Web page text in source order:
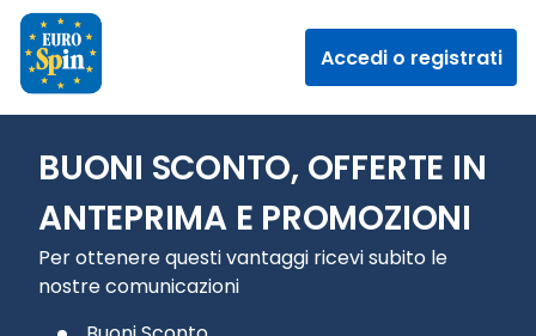
Accedi o registrati
BUONI SCONTO, OFFERTE IN
ANTEPRIMA E PROMOZIONI
Per ottenere questi vantaggi ricevi subito le
nostre comunicazioni